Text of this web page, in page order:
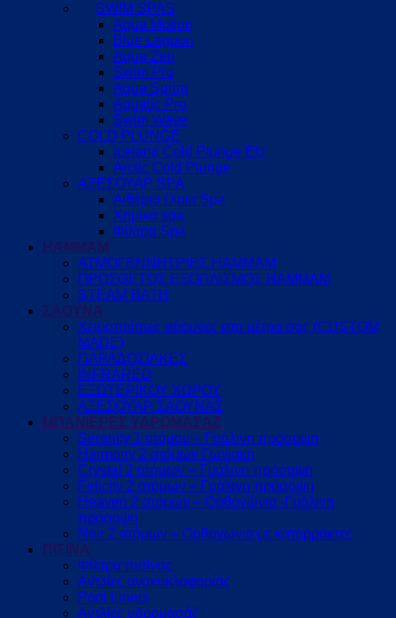
SWIM SPAS
Aqua Motion
Blue Lagoon
Aqua Zen
Swim Pro
Aqua Sprint
Aquatic Pro
Swim Wave
COLD PLUNGE
Iceland Cold Plunge EU
Arctic Cold Plunge
ΑΞΕΣΟΥΑΡ SPA
Αιθέρια έλαια Spa
Χημικά spa
Φίλτρα Spa
HAMMAM
ΑΤΜΟΓΕΝΝΗΤΡΙΕΣ HAMMAM
ΠΡΟΣΘΕΤΟΣ ΕΞΟΠΛΙΣΜΟΣ HAMMAM
STEAM BATH
ΣΑΟΥΝΑ
Χειροποίητες σάουνες στα μέτρα σας (CUSTOM
MADE)
ΠΑΡΑΔΟΣΙΑΚΕΣ
INFRARED
ΕΞΩΤΕΡΙΚΟΥ ΧΩΡΟΥ
ΑΞΕΣΟΥΑΡ ΣΑΟΥΝΑΣ
ΜΠΑΝΙΕΡΕΣ ΥΔΡΟΜΑΣΑΖ
Serenity 1 ατόμου – Γυάλινη πρόσοψη
Harmony 2 ατόμων Γωνιακή
Crystal 2 ατόμων – Γυάλινη πρόσοψη
Felicity 2 ατόμων – Γυάλινη πρόσοψη
Heaven 2 ατόμων – Ορθογώνια -Γυάλινη
πρόσοψη
Noir 2 ατόμων – Ορθογώνια με καταρράκτες
ΠΙΣΙΝΑ
Φίλτρα πισίνας
Αντλίες ανακυκλοφορίας
Pool Liners
Αντλίες υδρομασάζ